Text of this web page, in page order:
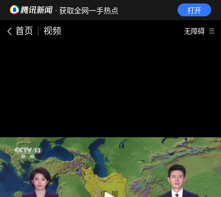
· 获取全网一手热点 打开
首页 视频 无障碍